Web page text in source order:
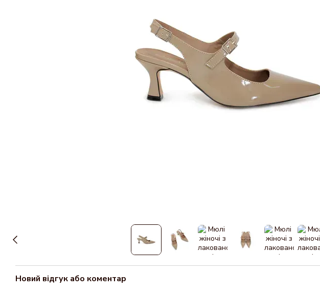
Новий відгук або коментар